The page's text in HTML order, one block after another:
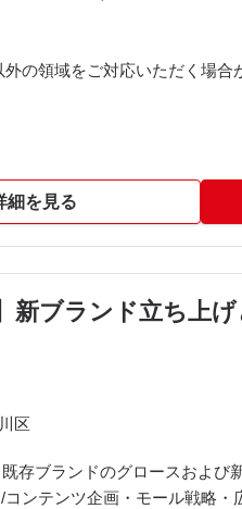
の領域をご対応いただく場合
モジュラーモノリス
Notion、Figma
Zoom、Linear
。
細を見る
新ブランド立ち上
区
存ブランドのグロースおよ
ンテンツ企画・モール戦略